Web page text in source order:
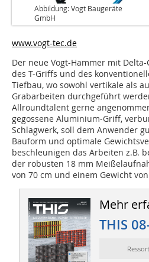
Abbildung: Vogt Baugeräte
GmbH
www.vogt-tec.de
Der neue Vogt-Hammer mit
des T-Griffs und des
Tiefbau, wo sowohl vertikale als
Grabarbeiten durchgeführt
Allroundtalent gerne
gegossene Aluminium-Griff,
Schlagwerk, soll dem Anwender
Bauform und optimale
beschleunigen das Arbeiten z.B.
der robusten 18 mm
von 70 cm und einem Gewicht
Mehr
THIS